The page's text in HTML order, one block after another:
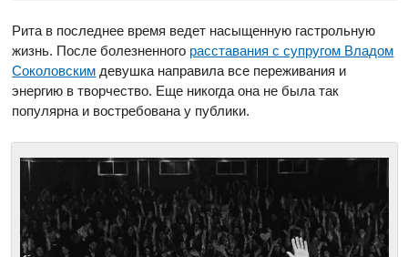
Рита в последнее время ведет насыщенную гастрольную
жизнь. После болезненного расставания с супругом Владом
Соколовским девушка направила все переживания и
энергию в творчество. Еще никогда она не была так
популярна и востребована у публики.